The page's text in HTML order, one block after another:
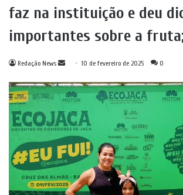
faz na instituição e deu
importantes sobre a
Redação News
Mande
e-
mail
10 de fevereiro de 2025 0